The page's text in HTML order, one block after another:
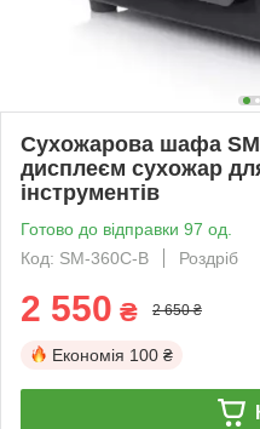
Сухожарова шафа
дисплеєм сухожар для
інструментів
Готово до відправки 97 од.
Код: SM-360C-B
Роздріб
2 550 ₴ 2 650 ₴
Економія 100 ₴